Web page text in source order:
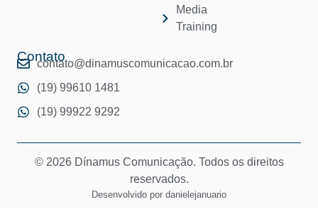
Media
Training
Contato
contato@dinamuscomunicacao.com.br
(19) 99610 1481
(19) 99922 9292
© 2026 Dínamus Comunicação. Todos os direitos
reservados.
Desenvolvido por danielejanuario